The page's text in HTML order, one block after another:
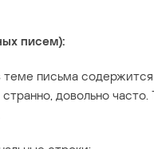
писем):
письма
довольно часто.